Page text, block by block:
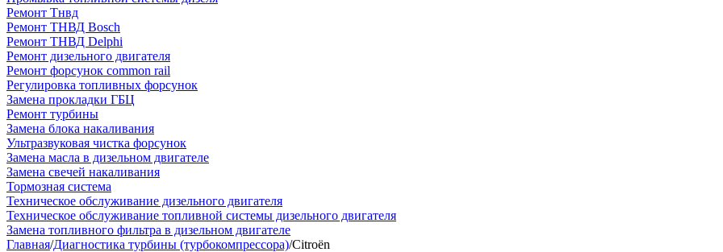
Ремонт Тнвд
Ремонт ТНВД Bosch
Ремонт ТНВД Delphi
Ремонт дизельного двигателя
Ремонт форсунок common rail
Регулировка топливных форсунок
Замена прокладки ГБЦ
Ремонт турбины
Замена блока накаливания
Ультразвуковая чистка форсунок
Замена масла в дизельном двигателе
Замена свечей накаливания
Тормозная система
Техническое обслуживание дизельного двигателя
Техническое обслуживание топливной системы дизельного двигателя
Замена топливного фильтра в дизельном двигателе
Главная/Диагностика турбины (турбокомпрессора)/Citroën